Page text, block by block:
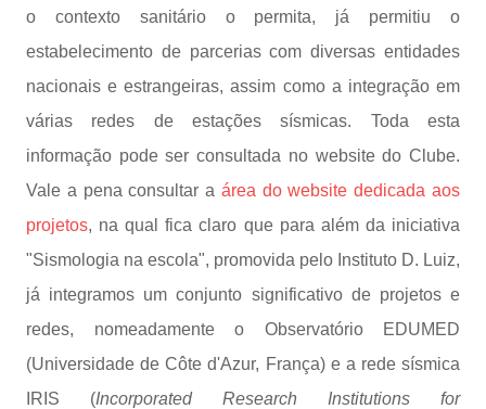
o contexto sanitário o permita, já permitiu o
estabelecimento de parcerias com diversas entidades
nacionais e estrangeiras, assim como a integração em
várias redes de estações sísmicas. Toda esta
informação pode ser consultada no website do Clube.
Vale a pena consultar a área do website dedicada aos
projetos, na qual fica claro que para além da iniciativa
"Sismologia na escola", promovida pelo Instituto D. Luiz,
já integramos um conjunto significativo de projetos e
redes, nomeadamente o Observatório EDUMED
(Universidade de Côte d'Azur, França) e a rede sísmica
IRIS (Incorporated Research Institutions for